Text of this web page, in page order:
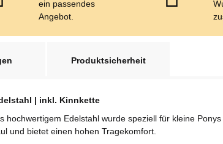
ein passendes
Angebot.
Produktsicherheit
| inkl. Kinnkette
hochwertigem Edelstahl wurde speziell für kleine
und bietet einen hohen Tragekomfort.